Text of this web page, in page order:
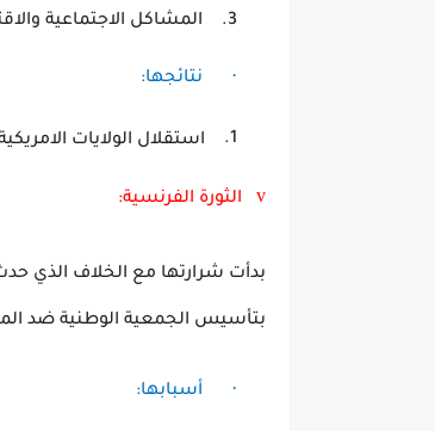
3. المشاكل
· نتائجها:
1. استقلال الولايات الامريكية عن
v الثورة الفرنسية:
بدأت شرارتها مع الخلاف الذي حدث
بتأسيس الجمعية الوطنية ضد الملك (لويس16) ثم اقتحام الشعب لسجن
·